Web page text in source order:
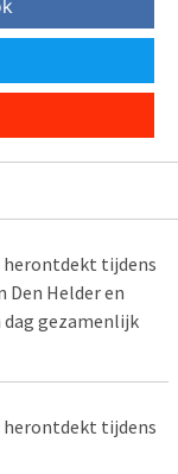
tijdens
Den Helder en
gezamenlijk
tijdens